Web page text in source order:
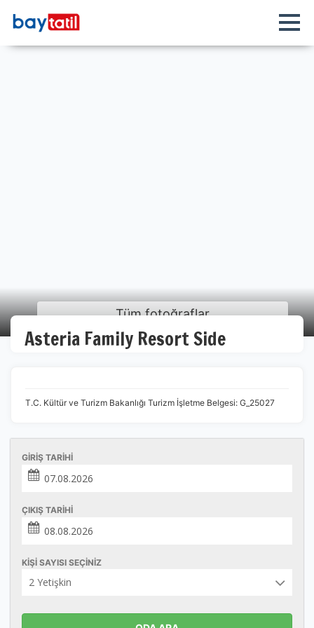
Tüm fotoğraflar
Asteria Family Resort Side
T.C. Kültür ve Turizm Bakanlığı Turizm İşletme Belgesi: G_25027
GIRIŞ TARIHI
ÇIKIŞ TARIHI
KIŞI SAYISI SEÇINIZ